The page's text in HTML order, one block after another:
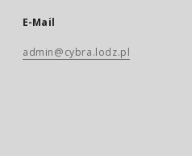
E-Mail
admin@cybra.lodz.pl